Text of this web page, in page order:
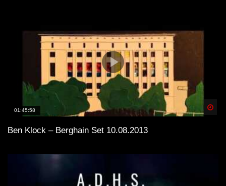
01:45:58
Ben Klock – Berghain Set 10.08.2013